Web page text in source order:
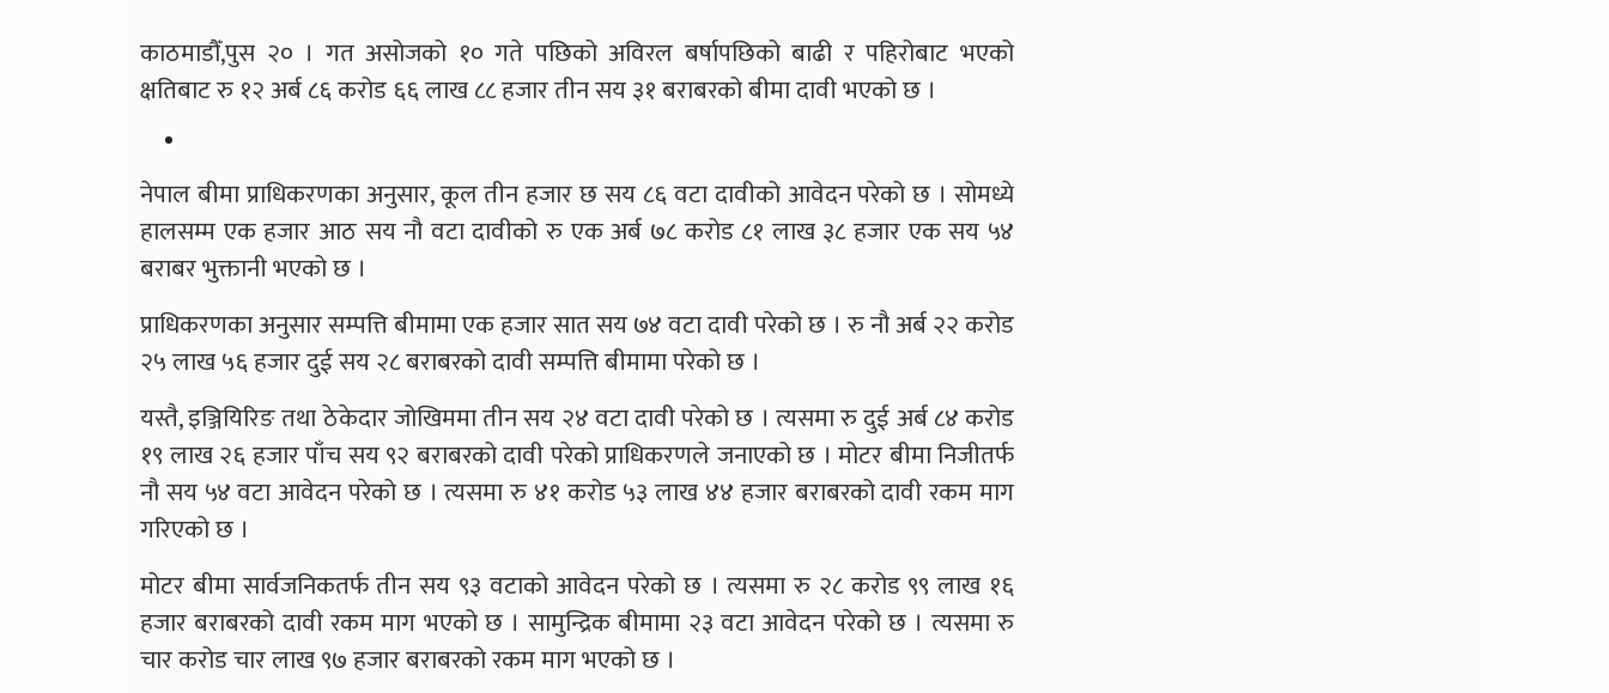
काठमाडौँ,पुस २० । गत असोजको १० गते पछिको अविरल बर्षापछिको बाढी र पहिरोबाट भएको
क्षतिबाट रु १२ अर्ब ८६ करोड ६६ लाख ८८ हजार तीन सय ३१ बराबरको बीमा दावी भएको छ ।
नेपाल बीमा प्राधिकरणका अनुसार, कूल तीन हजार छ सय ८६ वटा दावीको आवेदन परेको छ । सोमध्ये
हालसम्म एक हजार आठ सय नौ वटा दावीको रु एक अर्ब ७८ करोड ८१ लाख ३८ हजार एक सय ५४
बराबर भुक्तानी भएको छ ।
प्राधिकरणका अनुसार सम्पत्ति बीमामा एक हजार सात सय ७४ वटा दावी परेको छ । रु नौ अर्ब २२ करोड
२५ लाख ५६ हजार दुई सय २८ बराबरको दावी सम्पत्ति बीमामा परेको छ ।
यस्तै, इञ्जियिरिङ तथा ठेकेदार जोखिममा तीन सय २४ वटा दावी परेको छ । त्यसमा रु दुई अर्ब ८४ करोड
१९ लाख २६ हजार पाँच सय ९२ बराबरको दावी परेको प्राधिकरणले जनाएको छ । मोटर बीमा निजीतर्फ
नौ सय ५४ वटा आवेदन परेको छ । त्यसमा रु ४१ करोड ५३ लाख ४४ हजार बराबरको दावी रकम माग
गरिएको छ ।
मोटर बीमा सार्वजनिकतर्फ तीन सय ९३ वटाको आवेदन परेको छ । त्यसमा रु २८ करोड ९९ लाख १६
हजार बराबरको दावी रकम माग भएको छ । सामुन्द्रिक बीमामा २३ वटा आवेदन परेको छ । त्यसमा रु
चार करोड चार लाख ९७ हजार बराबरको रकम माग भएको छ ।